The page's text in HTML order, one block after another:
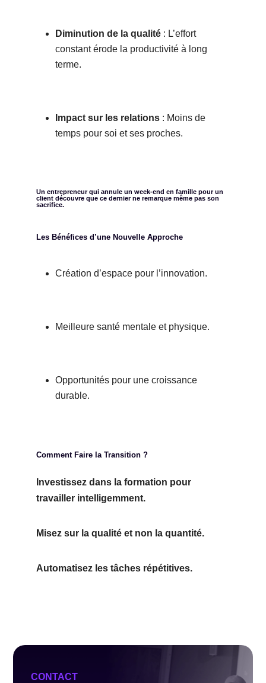
Diminution de la qualité: L’effort
constant érode la productivité à long
terme.
Impact sur les relations: Moins de
temps pour soi et ses proches.
Un entrepreneur qui annule un week-end en famille pour un
client découvre que ce dernier ne remarque même pas son
sacrifice.
Les Bénéfices d’une Nouvelle Approche
Création d’espace pour l’innovation.
Meilleure santé mentale et physique.
Opportunités pour une croissance
durable.
Comment Faire la Transition ?
Investissez dans la formation pour
travailler intelligemment.
Misez sur la qualité et non la quantité.
Automatisez les tâches répétitives.
CONTACT